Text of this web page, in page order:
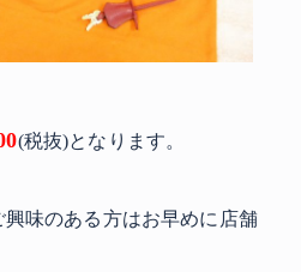
(税抜)となります。
味のある方はお早めに店舗